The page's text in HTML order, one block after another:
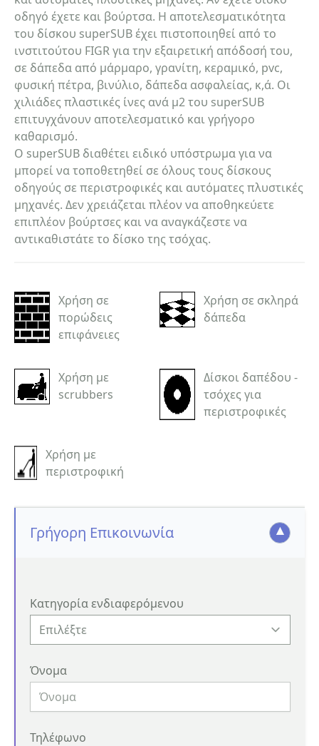
οδηγό έχετε και βούρτσα. Η αποτελεσματικότητα
του δίσκου superSUB έχει πιστοποιηθεί από το
ινστιτούτου FIGR για την εξαιρετική απόδοσή του,
σε δάπεδα από μάρμαρο, γρανίτη, κεραμικό, pvc,
φυσική πέτρα, βινύλιο, δάπεδα ασφαλείας, κ,ά. Οι
χιλιάδες πλαστικές ίνες ανά μ2 του superSUB
επιτυγχάνουν αποτελεσματικό και γρήγορο
καθαρισμό.
Ο superSUB διαθέτει ειδικό υπόστρωμα για να
μπορεί να τοποθετηθεί σε όλους τους δίσκους
οδηγούς σε περιστροφικές και αυτόματες πλυστικές
μηχανές. Δεν χρειάζεται πλέον να αποθηκεύετε
επιπλέον βούρτσες και να αναγκάζεστε να
αντικαθιστάτε το δίσκο της τσόχας.
Χρήση σε
πορώδεις
επιφάνειες
Χρήση σε σκληρά
δάπεδα
Χρήση με
scrubbers
Δίσκοι δαπέδου -
τσόχες για
περιστροφικές
Χρήση με
περιστροφική
Γρήγορη Επικοινωνία
Κατηγορία ενδιαφερόμενου
Όνομα
Τηλέφωνο